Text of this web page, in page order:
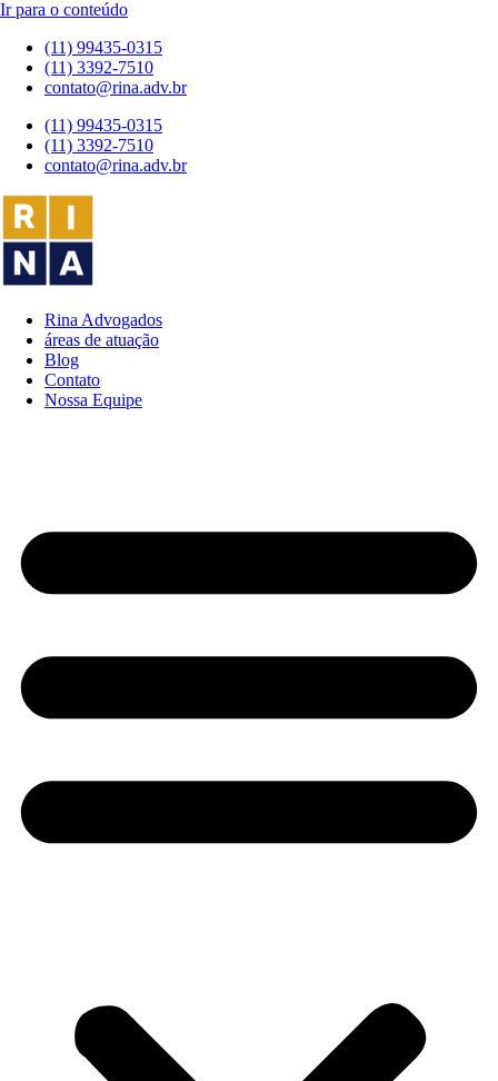
Ir para o conteúdo
(11) 99435-0315
(11) 3392-7510
contato@rina.adv.br
(11) 99435-0315
(11) 3392-7510
contato@rina.adv.br
Rina Advogados
áreas de atuação
Blog
Contato
Nossa Equipe